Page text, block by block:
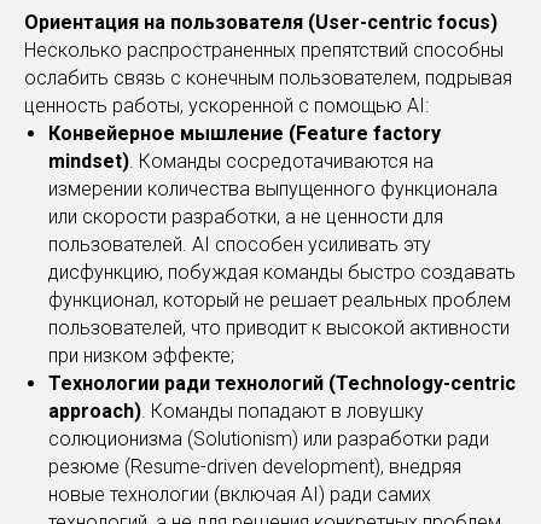
Ориентация на пользователя (User-centric focus)
Несколько распространенных препятствий способны
ослабить связь с конечным пользователем, подрывая
ценность работы, ускоренной с помощью AI:
Конвейерное мышление (Feature factory
mindset). Команды сосредотачиваются на
измерении количества выпущенного функционала
или скорости разработки, а не ценности для
пользователей. AI способен усиливать эту
дисфункцию, побуждая команды быстро создавать
функционал, который не решает реальных проблем
пользователей, что приводит к высокой активности
при низком эффекте;
Технологии ради технологий (Technology-centric
approach). Команды попадают в ловушку
солюционизма (Solutionism) или разработки ради
резюме (Resume-driven development), внедряя
новые технологии (включая AI) ради самих